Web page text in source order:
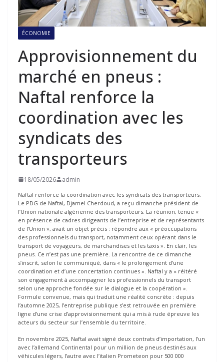
ÉCONOMIE
Approvisionnement du
marché en pneus :
Naftal renforce la
coordination avec les
syndicats des
transporteurs
18/05/2026 admin
Naftal renforce la coordination avec les syndicats des transporteurs.
Le PDG de Naftal, Djamel Cherdoud, a reçu dimanche président de
l’Union nationale algérienne des transporteurs. La réunion, tenue «
en présence de cadres dirigeants de l’entreprise et de représentants
de l’Union », avait un objet précis : répondre aux « préoccupations
des professionnels du transport, notamment ceux opérant dans le
transport de voyageurs, de marchandises et les taxis ». En clair, les
pneus. Ce n’est pas une première. La rencontre de ce dimanche
s’inscrit, selon le communiqué, dans « le prolongement d’une
coordination et d’une concertation continues ». Naftal y a « réitéré
son engagement à accompagner les professionnels du transport
selon une approche fondée sur le dialogue et la coopération ».
Formule convenue, mais qui traduit une réalité concrète : depuis
l’automne 2025, l’entreprise publique s’est retrouvée en première
ligne d’une crise d’approvisionnement qui a mis à rude épreuve les
acteurs du secteur sur l’ensemble du territoire.
En novembre 2025, Naftal avait signé deux contrats d’importation, l’un
avec l’allemand Continental pour un million de pneus destinés aux
véhicules légers, l’autre avec l’italien Prometeon pour 500 000